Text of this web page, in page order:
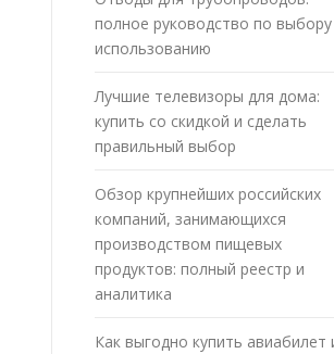
полное руководство по выбору
использованию
Лучшие телевизоры для дома:
купить со скидкой и сделать
правильный выбор
Обзор крупнейших российских
компаний, занимающихся
производством пищевых
продуктов: полный реестр и
аналитика
Как выгодно купить авиабилет